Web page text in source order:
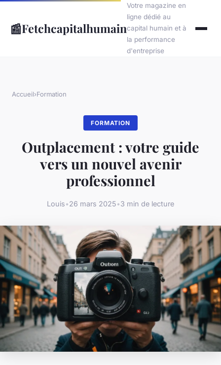
📰Fetchcapitalhumain
Votre magazine en
ligne dédié au
capital humain et à
la performance
d'entreprise
Accueil›Formation
FORMATION
Outplacement : votre guide
vers un nouvel avenir
professionnel
Louis•26 mars 2025•3 min de lecture